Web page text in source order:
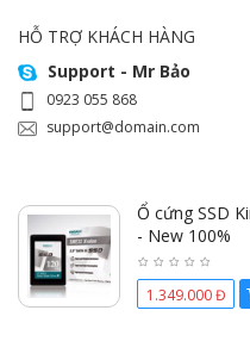
HỖ TRỢ KHÁCH HÀNG
Support - Mr Bảo
0923 055 868
support@domain.com
Ổ cứng SSD
- New 100%
1.349.000 Đ